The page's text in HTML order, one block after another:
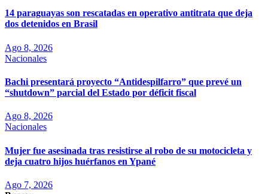
14 paraguayas son rescatadas en operativo antitrata que deja
dos detenidos en Brasil
Ago 8, 2026
Nacionales
Bachi presentará proyecto “Antidespilfarro” que prevé un
“shutdown” parcial del Estado por déficit fiscal
Ago 8, 2026
Nacionales
Mujer fue asesinada tras resistirse al robo de su motocicleta y
deja cuatro hijos huérfanos en Ypané
Ago 7, 2026